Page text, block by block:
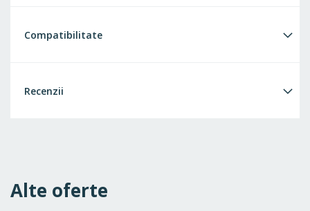
Compatibilitate
Recenzii
Alte oferte